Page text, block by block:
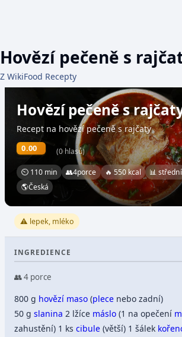
Hovězí pečeně s
Z WikiFood Recepty
Hovězí pečeně s
Recept na hovězí pečeně s rajčaty
0.00 (0 hlasů)
⏲ 110 min 👥4porce 🔥 550 kcal 📊 střední
🌎Česká
⚠️ lepek, mléko
INGREDIENCE
👥 4 porce
800 g hovězí maso (plece nebo zadní)
50 gslanina 2 lžíce máslo (1 na opečení
zahustění) 1 kscibule (větší) 1 šálek